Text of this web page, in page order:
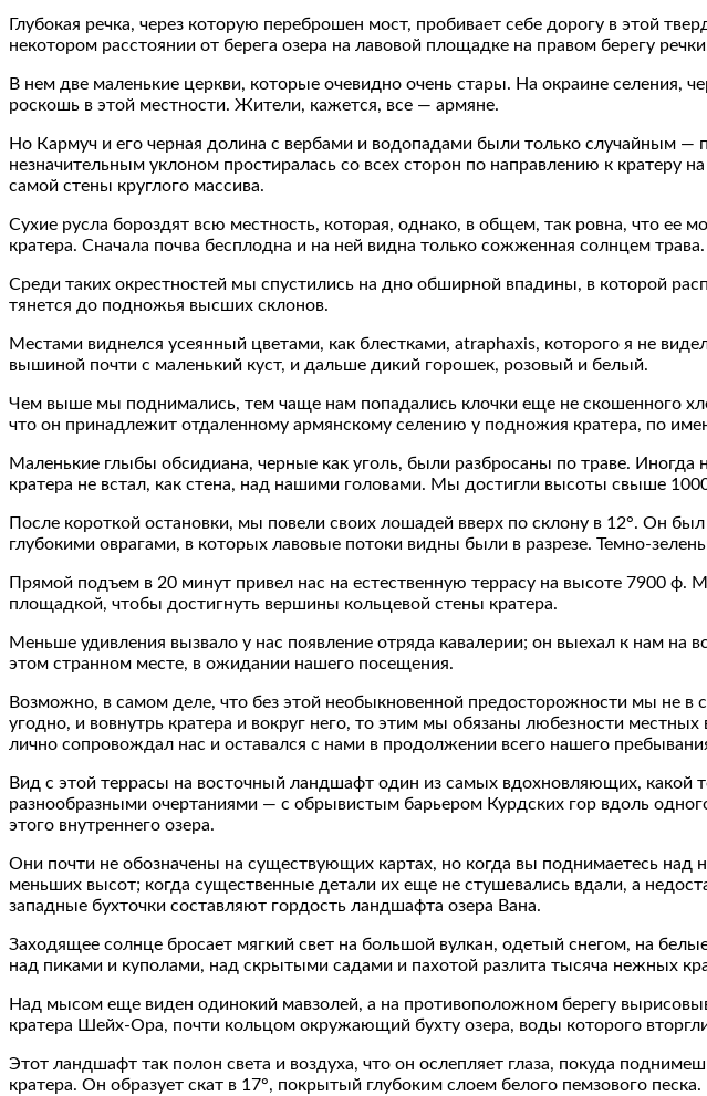
Глубокая речка, через которую переброшен мост, пробивает себе дорогу в этой
некотором расстоянии от берега озера на лавовой площадке на правом берегу
В нем две маленькие церкви, которые очевидно очень стары. На окраине
роскошь в этой местности. Жители, кажется, все — армяне.
Но Кармуч и его черная долина с вербами и водопадами были только случайным
незначительным уклоном простиралась со всех сторон по направлению к кратеру
самой стены круглого массива.
Сухие русла бороздят всю местность, которая, однако, в общем, так ровна, что
кратера. Сначала почва бесплодна и на ней видна только сожженная солнцем трава.
Среди таких окрестностей мы спустились на дно обширной впадины, в которой
тянется до подножья высших склонов.
Местами виднелся усеянный цветами, как блестками, atraphaxis, которого я не
вышиной почти с маленький куст, и дальше дикий горошек, розовый и белый.
Чем выше мы поднимались, тем чаще нам попадались клочки еще не скошенного
что он принадлежит отдаленному армянскому селению у подножия кратера, по
Маленькие глыбы обсидиана, черные как уголь, были разбросаны по траве. Иногда
кратера не встал, как стена, над нашими головами. Мы достигли высоты свыше
После короткой остановки, мы повели своих лошадей вверх по склону в 12°. Он
глубокими оврагами, в которых лавовые потоки видны были в разрезе. Темно-
Прямой подъем в 20 минут привел нас на естественную террасу на высоте 7900
площадкой, чтобы достигнуть вершины кольцевой стены кратера.
Меньше удивления вызвало у нас появление отряда кавалерии; он выехал к нам на
этом странном месте, в ожидании нашего посещения.
Возможно, в самом деле, что без этой необыкновенной предосторожности мы не
угодно, и вовнутрь кратера и вокруг него, то этим мы обязаны любезности
лично сопровождал нас и оставался с нами в продолжении всего нашего
Вид с этой террасы на восточный ландшафт один из самых вдохновляющих,
разнообразными очертаниями — с обрывистым барьером Курдских гор вдоль
этого внутреннего озера.
Они почти не обозначены на существующих картах, но когда вы поднимаетесь над
меньших высот; когда существенные детали их еще не стушевались вдали, а
западные бухточки составляют гордость ландшафта озера Вана.
Заходящее солнце бросает мягкий свет на большой вулкан, одетый снегом, на
над пиками и куполами, над скрытыми садами и пахотой разлита тысяча нежных
Над мысом еще виден одинокий мавзолей, а на противоположном берегу
кратера Шейх-Ора, почти кольцом окружающий бухту озера, воды которого
Этот ландшафт так полон света и воздуха, что он ослепляет глаза, покуда
кратера. Он образует скат в 17°, покрытый глубоким слоем белого пемзового песка.